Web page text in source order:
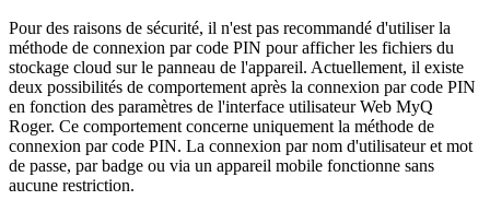
Pour des raisons de sécurité, il n'est pas recommandé d'utiliser la
méthode de connexion par code PIN pour afficher les fichiers du
stockage cloud sur le panneau de l'appareil. Actuellement, il existe
deux possibilités de comportement après la connexion par code PIN
en fonction des paramètres de l'interface utilisateur Web MyQ
Roger. Ce comportement concerne uniquement la méthode de
connexion par code PIN. La connexion par nom d'utilisateur et mot
de passe, par badge ou via un appareil mobile fonctionne sans
aucune restriction.